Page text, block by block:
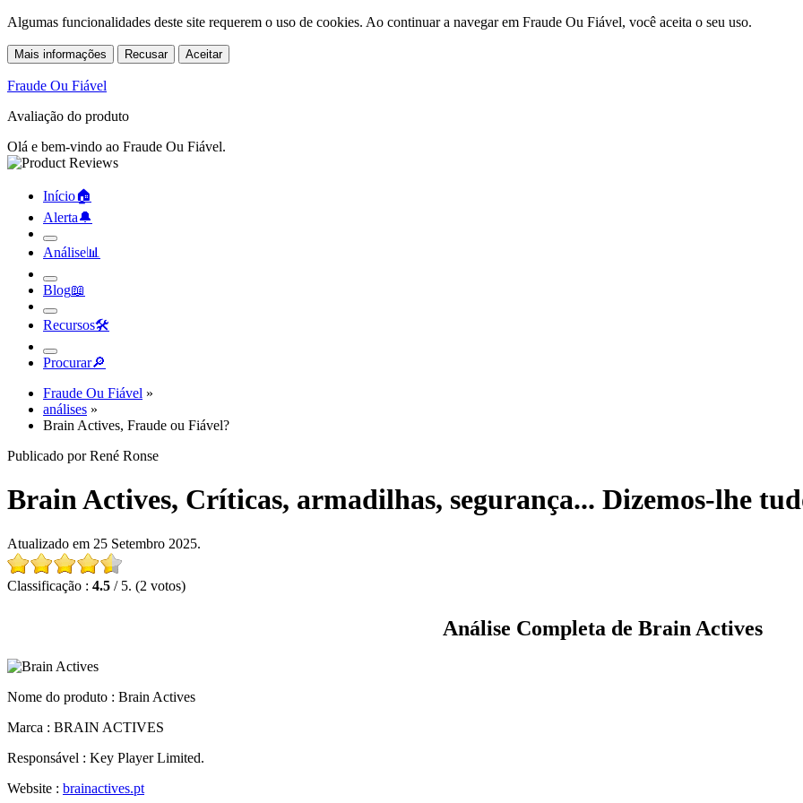
Algumas funcionalidades deste site requerem o uso de cookies. Ao continuar a navegar em Fraude Ou Fiável, você aceita o seu uso.
Mais informações Recusar Aceitar
Fraude Ou Fiável
Avaliação do produto
Olá e bem-vindo ao Fraude Ou Fiável.
Início🏠︎
Alerta🔔︎
Análise📊︎
Blog📖︎
Recursos🛠︎
Procurar🔎︎
Fraude Ou Fiável »
análises »
Brain Actives, Fraude ou Fiável?
Publicado por René Ronse
Brain Actives, Críticas, armadilhas, segurança... Dizemos-lhe
Atualizado em 25 Setembro 2025.
Classificação : 4.5 / 5. (2 votos)
Análise Completa de Brain Actives
Nome do produto : Brain Actives
Marca : BRAIN ACTIVES
Responsável : Key Player Limited.
Website : brainactives.pt